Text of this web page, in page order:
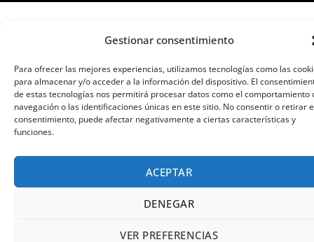
Gestionar consentimiento
Para ofrecer las mejores experiencias, utilizamos tecnologías como las
para almacenar y/o acceder a la información del dispositivo. El
de estas tecnologías nos permitirá procesar datos como el comportamiento
navegación o las identificaciones únicas en este sitio. No consentir o retirar
consentimiento, puede afectar negativamente a ciertas características y
funciones.
ACEPTAR
DENEGAR
VER PREFERENCIAS